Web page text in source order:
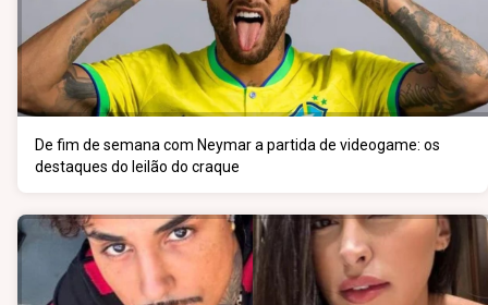
De fim de semana com Neymar a partida de videogame: os
destaques do leilão do craque